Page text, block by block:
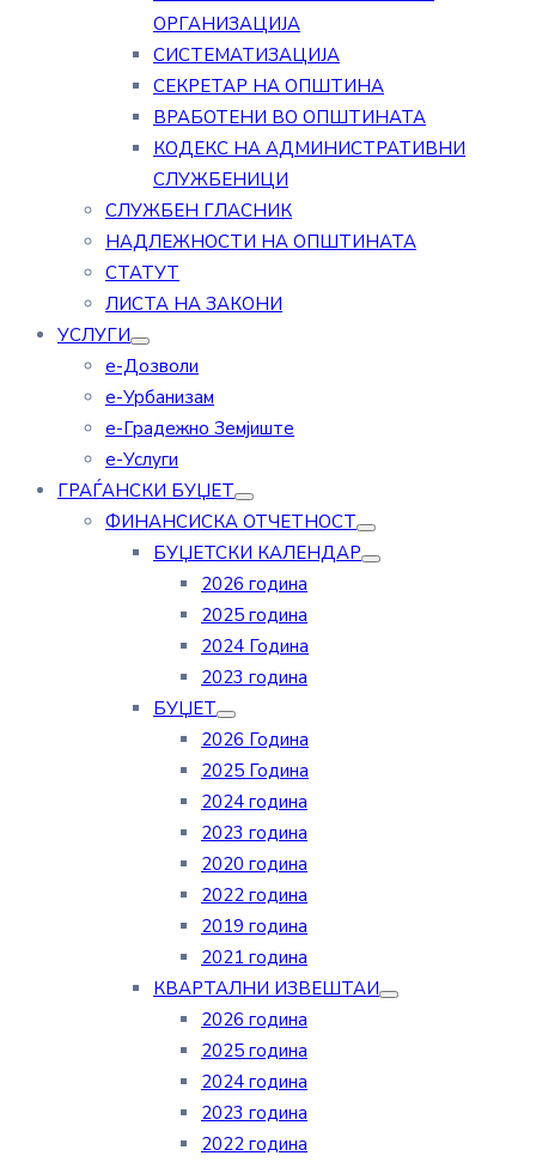
ОРГАНИЗАЦИЈА
СИСТЕМАТИЗАЦИЈА
СЕКРЕТАР НА ОПШТИНА
ВРАБОТЕНИ ВО ОПШТИНАТА
КОДЕКС НА АДМИНИСТРАТИВНИ
СЛУЖБЕНИЦИ
СЛУЖБЕН ГЛАСНИК
НАДЛЕЖНОСТИ НА ОПШТИНАТА
СТАТУТ
ЛИСТА НА ЗАКОНИ
УСЛУГИ
е-Дозволи
е-Урбанизам
е-Градежно Земјиште
е-Услуги
ГРАЃАНСКИ БУЏЕТ
ФИНАНСИСКА ОТЧЕТНОСТ
БУЏЕТСКИ КАЛЕНДАР
2026 година
2025 година
2024 Година
2023 година
БУЏЕТ
2026 Година
2025 Година
2024 година
2023 година
2020 година
2022 година
2019 година
2021 година
КВАРТАЛНИ ИЗВЕШТАИ
2026 година
2025 година
2024 година
2023 година
2022 година